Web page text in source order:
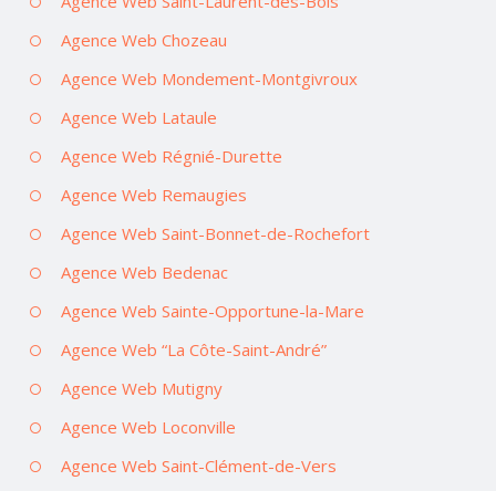
Agence Web Chozeau
Agence Web Mondement-Montgivroux
Agence Web Lataule
Agence Web Régnié-Durette
Agence Web Remaugies
Agence Web Saint-Bonnet-de-Rochefort
Agence Web Bedenac
Agence Web Sainte-Opportune-la-Mare
Agence Web “La Côte-Saint-André”
Agence Web Mutigny
Agence Web Loconville
Agence Web Saint-Clément-de-Vers